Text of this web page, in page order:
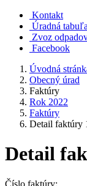
Kontakt
Úradná tabuľa
Zvoz
Facebook
Úvodná
Obecný úrad
Faktúry
Rok 2022
Faktúry
Detail faktúry
Detail
Číslo faktúry: